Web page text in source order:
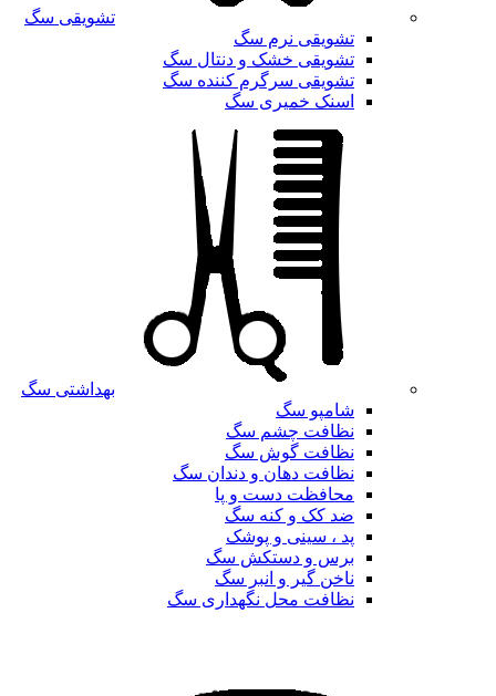
تشویقی سگ
تشویقی نرم سگ
تشویقی خشک و دنتال سگ
تشویقی سرگرم کننده سگ
اسنک خمیری سگ
بهداشتی سگ
شامپو سگ
نظافت چشم سگ
نظافت گوش سگ
نظافت دهان و دندان سگ
محافظت دست و پا
ضد کک و کنه سگ
پد ، سینی و پوشک
برس و دستکش سگ
ناخن گیر و انبر سگ
نظافت محل نگهداری سگ